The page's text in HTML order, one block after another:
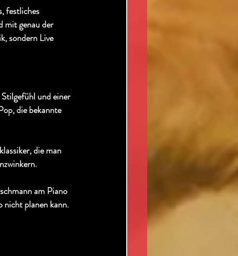
festliches
mit genau der
sondern Live
und einer
die bekannte
die man
am Piano
nicht planen kann.